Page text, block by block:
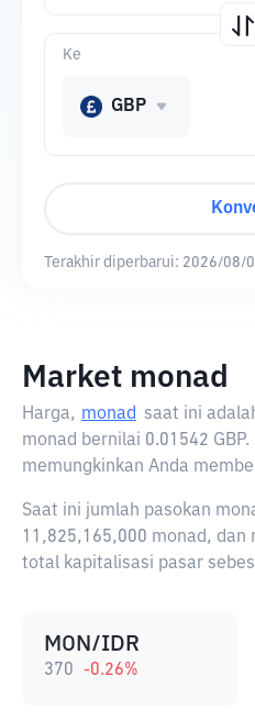
Ke
GBP
Terakhir diperbarui: 2026/08/
Market monad
Harga, monad saat ini
monad bernilai 0.01542 GBP.
memungkinkan Anda
Saat ini jumlah pasokan
11,825,165,000 monad,
total kapitalisasi pasar
MON/IDR
370 -0.26%